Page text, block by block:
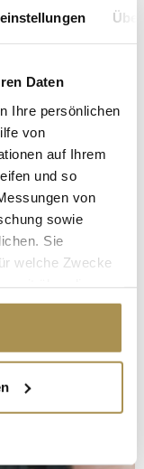
Daten
Ihre persönlichen
von
auf Ihrem
und so
von
sowie
Sie
welche Zwecke
das Privacy
Lage
genau sein